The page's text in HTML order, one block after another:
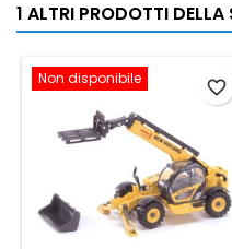
1 ALTRI PRODOTTI
Non disponibile favorite_border